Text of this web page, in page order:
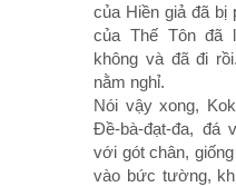
của Hiền giả đã
của Thế Tôn đã
không và đã đi
nằm nghỉ.
Nói vậy xong,
Ðề-bà-đạt-đa, đá
với gót chân,
vào bức tường,